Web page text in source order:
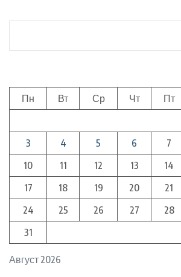
Август 2026
Пн Вт Ср Чт Пт
3
4 5 6 7
10
11 12 13 14
17
18 19 20 21
24
25 26 27 28
31